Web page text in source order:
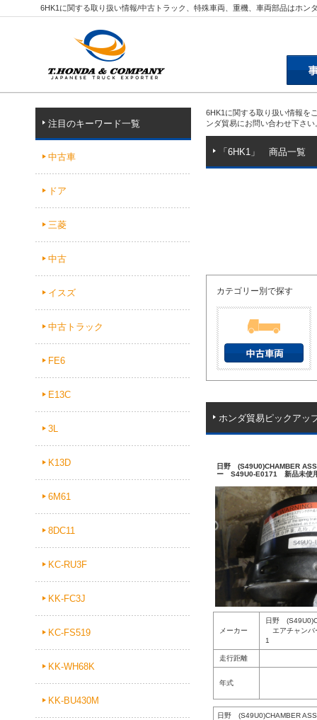
6HK1に関する取り扱い情報/中古トラック、特殊車両、重機、車両部品はホン
注目のキーワード一覧
中古車
ドア
三菱
中古
イスズ
中古トラック
FE6
E13C
3L
K13D
6M61
8DC11
KC-RU3F
KK-FC3J
KC-FS519
KK-WH68K
KK-BU430M
6HK1に関する取り扱い情報を
ンダ貿易にお問い合わせ下さい
「6HK1」 商品一覧
カテゴリー別で探す
ホンダ貿易ピックアッ
日野 (S49U0)CHAMBER
ー S49U0-E0171 新品未使
メーカー
日野
エアチャン
1
走行距離
年式
日野 (S49U0)CHAMBER